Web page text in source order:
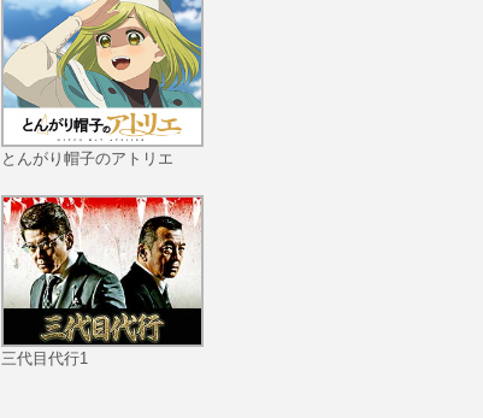
第11話 愛だけでは育てら
れない！
第12話 そして本当に母親
になる
とんがり帽子のアトリエ
三代目代行1